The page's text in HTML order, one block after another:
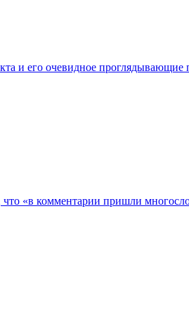
и его очевидное проглядывающие
«в комментарии пришли